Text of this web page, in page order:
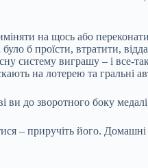
на щось або
б проїсти, втратити,
систему виграшу – і все-
на лотерею та гральні
до зворотного боку
– приручіть його.